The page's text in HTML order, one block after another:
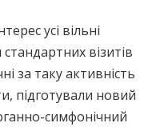
усі вільні
візитів
за таку активність
підготували новий
симфонічний